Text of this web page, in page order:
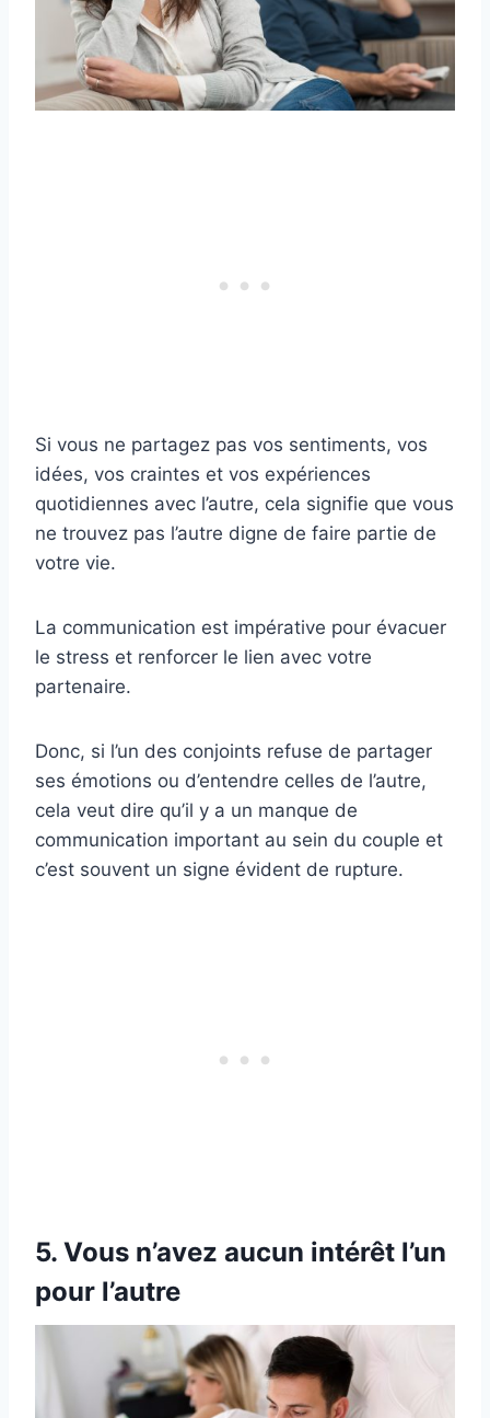
Si vous ne partagez pas vos sentiments, vos
idées, vos craintes et vos expériences
quotidiennes avec l’autre, cela signifie que vous
ne trouvez pas l’autre digne de faire partie de
votre vie.
La communication est impérative pour évacuer
le stress et renforcer le lien avec votre
partenaire.
Donc, si l’un des conjoints refuse de partager
ses émotions ou d’entendre celles de l’autre,
cela veut dire qu’il y a un manque de
communication important au sein du couple et
c’est souvent un signe évident de rupture.
5. Vous n’avez aucun intérêt l’un
pour l’autre